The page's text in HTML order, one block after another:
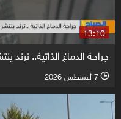
13:10
جراحة الدماغ الذاتية.. ترند
l 7 أغسطس 2026